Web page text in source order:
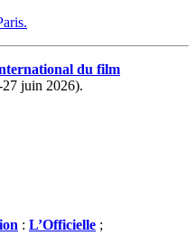
du film
juin 2026).
: L’Officielle ;